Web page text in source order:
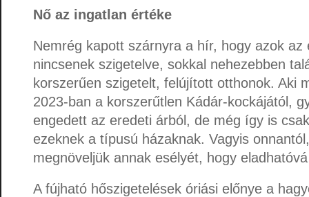
Nő az ingatlan értéke
Nemrég kapott szárnyra a hír, hogy azok az
nincsenek szigetelve, sokkal nehezebben
korszerűen szigetelt, felújított otthonok. Aki
2023-ban a korszerűtlen Kádár-kockájától,
engedett az eredeti árból, de még így is
ezeknek a típusú házaknak. Vagyis
megnöveljük annak esélyét, hogy
A fújható hőszigetelések óriási előnye a